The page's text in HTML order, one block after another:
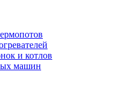
и котлов
машин